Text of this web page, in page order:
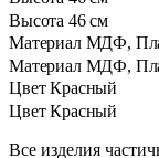
Высота 46 см
Материал МДФ,
Материал МДФ,
Цвет Красный
Цвет Красный
Все изделия